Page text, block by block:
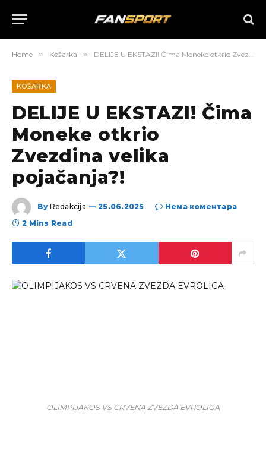
Home » Košarka » DELIJE U EKSTAZI! Čima Moneke otkrio Zvezdina velika pojačanja?!
KOŠARKA
DELIJE U EKSTAZI! Čima
Moneke otkrio
Zvezdina velika
pojačanja?!
By Redakcija 25.06.2025
Нема коментара
2 Mins Read
OLIMPIJAKOS VS CRVENA ZVEZDA EVROLIGA